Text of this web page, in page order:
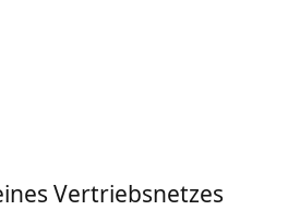
Vertriebsnetzes